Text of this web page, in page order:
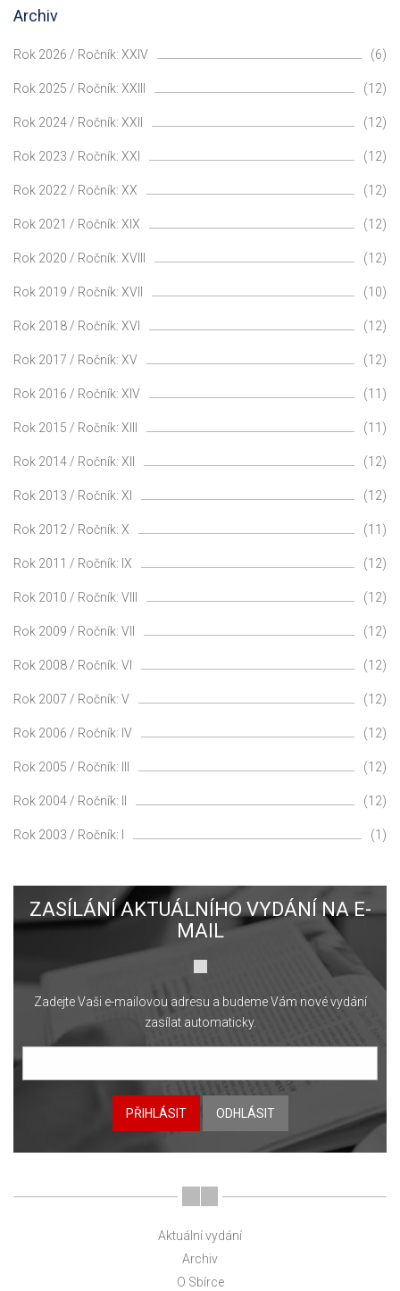
Archiv
Rok 2026 / Ročník: XXIV (6)
Rok 2025 / Ročník: XXIII (12)
Rok 2024 / Ročník: XXII (12)
Rok 2023 / Ročník: XXI (12)
Rok 2022 / Ročník: XX (12)
Rok 2021 / Ročník: XIX (12)
Rok 2020 / Ročník: XVIII (12)
Rok 2019 / Ročník: XVII (10)
Rok 2018 / Ročník: XVI (12)
Rok 2017 / Ročník: XV (12)
Rok 2016 / Ročník: XIV (11)
Rok 2015 / Ročník: XIII (11)
Rok 2014 / Ročník: XII (12)
Rok 2013 / Ročník: XI (12)
Rok 2012 / Ročník: X (11)
Rok 2011 / Ročník: IX (12)
Rok 2010 / Ročník: VIII (12)
Rok 2009 / Ročník: VII (12)
Rok 2008 / Ročník: VI (12)
Rok 2007 / Ročník: V (12)
Rok 2006 / Ročník: IV (12)
Rok 2005 / Ročník: III (12)
Rok 2004 / Ročník: II (12)
Rok 2003 / Ročník: I (1)
ZASÍLÁNÍ AKTUÁLNÍHO VYDÁNÍ NA E-
MAIL
Zadejte Vaši e-mailovou adresu a budeme Vám nové vydání
zasílat automaticky.
PŘIHLÁSIT ODHLÁSIT
Aktuální vydání
Archiv
O Sbírce